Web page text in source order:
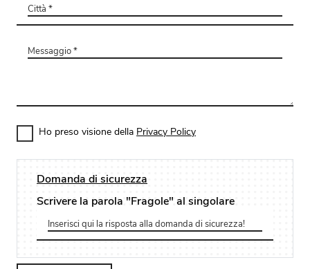
Ho preso visione della Privacy Policy
Domanda di sicurezza
Scrivere la parola "Fragole" al singolare